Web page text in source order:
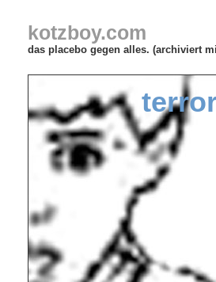
kotzboy.com
das placebo gegen alles. (archiviert